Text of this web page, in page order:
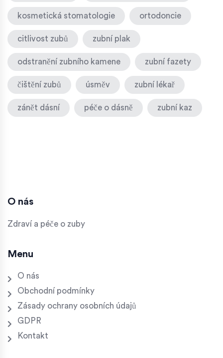
kosmetická stomatologie ortodoncie
citlivost zubů zubní plak
odstranění zubního kamene zubní fazety
čištění zubů úsměv zubní lékař
zánět dásní péče o dásně zubní kaz
O nás
Zdraví a péče o zuby
Menu
O nás
Obchodní podmínky
Zásady ochrany osobních údajů
GDPR
Kontakt